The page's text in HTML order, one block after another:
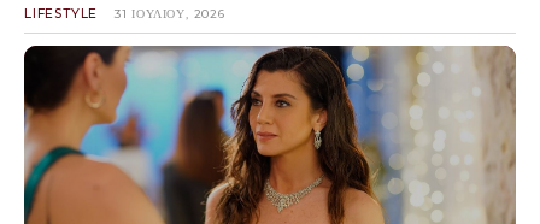
LIFESTYLE 31 ΙΟΥΛΊΟΥ, 2026